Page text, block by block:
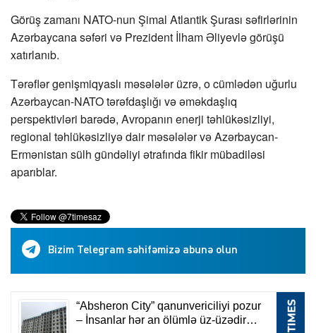
Görüş zamanı NATO-nun Şimal Atlantik Şurası səfirlərinin
Azərbaycana səfəri və Prezident İlham Əliyevlə görüşü
xatırlanıb.
Tərəflər genişmiqyaslı məsələlər üzrə, o cümlədən uğurlu
Azərbaycan-NATO tərəfdaşlığı və əməkdaşlıq
perspektivləri barədə, Avropanın enerji təhlükəsizliyi,
regional təhlükəsizliyə dair məsələlər və Azərbaycan-
Ermənistan sülh gündəliyi ətrafında fikir mübadiləsi
aparıblar.
Bizim Telegram səhifəmizə abunə olun